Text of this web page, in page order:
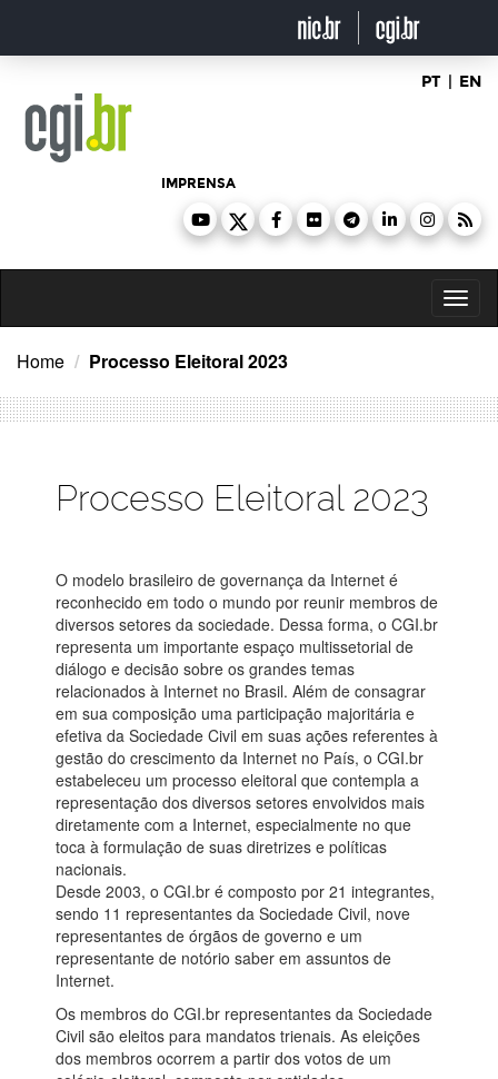
o
PT | EN
IMPRENSA
Home Processo Eleitoral 2023
Processo Eleitoral 2023
O modelo brasileiro de governança da Internet é
reconhecido em todo o mundo por reunir membros de
diversos setores da sociedade. Dessa forma, o CGI.br
representa um importante espaço multissetorial de
diálogo e decisão sobre os grandes temas
relacionados à Internet no Brasil. Além de consagrar
em sua composição uma participação majoritária e
efetiva da Sociedade Civil em suas ações referentes à
gestão do crescimento da Internet no País, o CGI.br
estabeleceu um processo eleitoral que contempla a
representação dos diversos setores envolvidos mais
diretamente com a Internet, especialmente no que
toca à formulação de suas diretrizes e políticas
nacionais.
Desde 2003, o CGI.br é composto por 21 integrantes,
sendo 11 representantes da Sociedade Civil, nove
representantes de órgãos de governo e um
representante de notório saber em assuntos de
Internet.
Os membros do CGI.br representantes da Sociedade
Civil são eleitos para mandatos trienais. As eleições
dos membros ocorrem a partir dos votos de um